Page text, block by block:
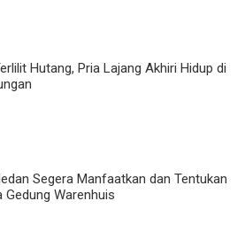
Hutang, Pria Lajang Akhiri Hidup di
Segera Manfaatkan dan Tentukan
Gedung Warenhuis